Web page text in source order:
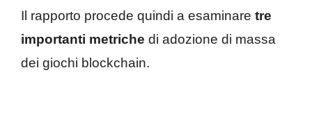
Il rapporto procede quindi a esaminare tre
importanti metriche di adozione di massa
dei giochi blockchain.